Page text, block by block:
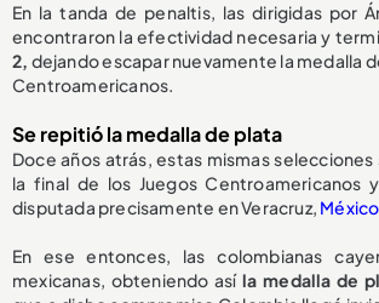
En la tanda de penaltis, las dirigidas por
encontraron la efectividad necesaria y
2, dejando escapar nuevamente la medalla
Centroamericanos.
Se repitió la medalla de plata
Doce años atrás, estas mismas
la final de los Juegos Centroamericanos
disputada precisamente en Veracruz, México
En ese entonces, las colombianas
mexicanas, obteniendo asíla medalla de